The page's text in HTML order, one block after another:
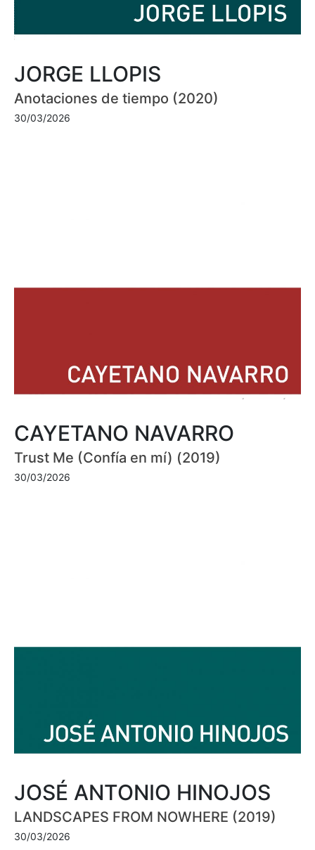
JORGE LLOPIS
Anotaciones de tiempo (2020)
30/03/2026
CAYETANO NAVARRO
Trust Me (Confía en mí) (2019)
30/03/2026
JOSÉ ANTONIO HINOJOS
LANDSCAPES FROM NOWHERE (2019)
30/03/2026